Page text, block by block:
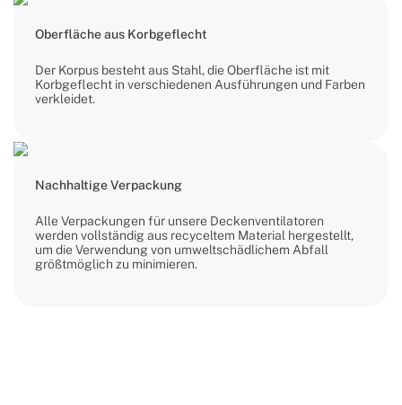
Oberfläche aus Korbgeflecht
Der Korpus besteht aus Stahl, die Oberfläche ist mit
Korbgeflecht in verschiedenen Ausführungen und Farben
verkleidet.
Nachhaltige Verpackung
Alle Verpackungen für unsere Deckenventilatoren
werden vollständig aus recyceltem Material hergestellt,
um die Verwendung von umweltschädlichem Abfall
größtmöglich zu minimieren.